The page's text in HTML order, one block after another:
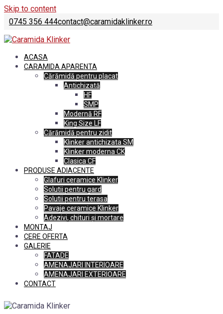
Skip to content
0745 356 444contact@caramidaklinker.ro
ACASA
CARAMIDA APARENTA
Cărămidă pentru placat
Antichizată
HF
SMP
Modernă RF
King Size LF
Cărămidă pentru zidit
Klinker antichizata SM
Klinker moderna CK
Clasica CF
PRODUSE ADIACENTE
Glafuri ceramice Klinker
Solutii pentru gard
Solutii pentru terasa
Pavaje ceramice Klinker
Adezivi, chituri și mortare
MONTAJ
CERE OFERTA
GALERIE
FATADE
AMENAJARI INTERIOARE
AMENAJARI EXTERIOARE
CONTACT